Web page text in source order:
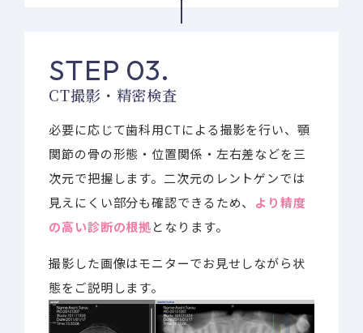
STEP 03.
CT撮影・精密検査
必要に応じて歯科用CTによる撮影を行い、顎
関節の骨の形態・位置関係・左右差などを三
次元で把握します。二次元のレントゲンでは
見えにくい部分も確認できるため、 より精度
の高い診断の根拠となります。
撮影した画像はモニターでお見せしながら状
態をご説明します。